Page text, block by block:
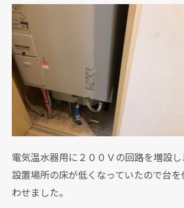
電気温水器用に２００Ｖの回路を増設し
設置場所の床が低くなっていたので台
わせました。